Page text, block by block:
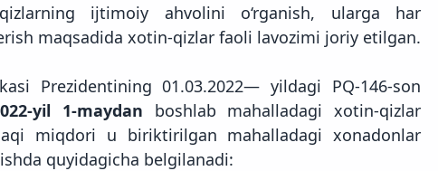
ijtimoiy ahvolini o‘rganish, ularga har
maqsadida xotin-qizlar faoli lavozimi joriy etilgan.
Prezidentining 01.03.2022— yildagi PQ-146-son
yil 1-maydan boshlab mahalladagi xotin-qizlar
miqdori u biriktirilgan mahalladagi xonadonlar
quyidagicha belgilanadi: